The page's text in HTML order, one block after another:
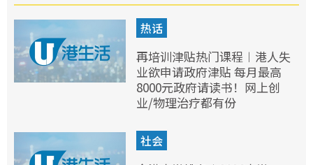
热话
再培训津贴热门课程︱港人失
业欲申请政府津贴 每月最高
8000元政府请读书！网上创
业/物理治疗都有份
社会